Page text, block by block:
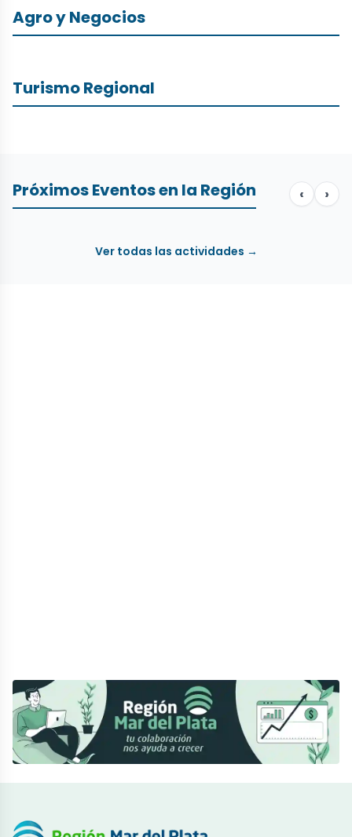
Agro y Negocios
Turismo Regional
Próximos Eventos en la Región ‹ ›
Ver todas las actividades →